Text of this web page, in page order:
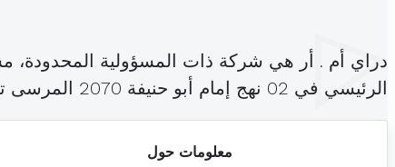
دراي أم . أر هي شركة ذات المسؤولية المحدودة،
الرئيسي في 02 نهج إمام أبو حنيفة 2070 المرسى تونس (
معلومات حول